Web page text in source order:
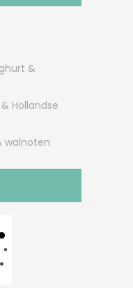
&
Hollandse
walnoten